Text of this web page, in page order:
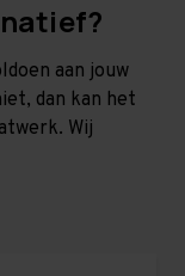
aan jouw
dan kan het
Wij